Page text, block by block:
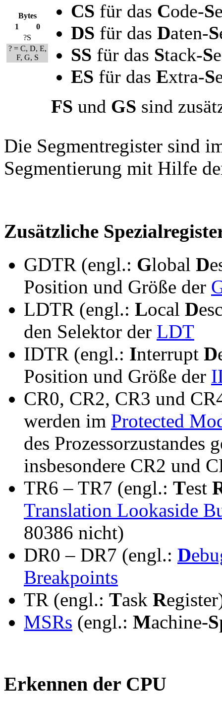
Bytes
1
0
?S
? = C, D, E,
F, G, S
CS für das Code-S
DS für das Daten-S
SS für das Stack-S
ES für das Extra-S
FS und GS sind
Die Segmentregister sind
Segmentierung mit Hilfe
Zusätzliche
GDTR (engl.: Global D
Position und Größe der
LDTR (engl.: Local D
den Selektor der LDT
IDTR (engl.: Interrupt D
Position und Größe der
CR0, CR2, CR3 und
werden im Protected
des Prozessorzustandes
insbesondere CR2 und
TR6 – TR7 (engl.: Test
Translation Lookaside
80386 nicht)
DR0 – DR7 (engl.: D
Breakpoints
TR (engl.: Task R
MSRs (engl.: Machine-S
Erkennen der CPU